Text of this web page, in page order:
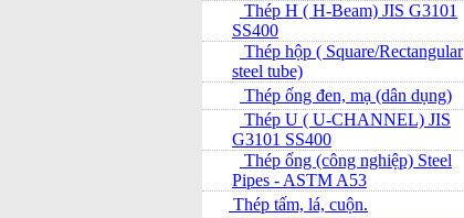
Thép H ( H-Beam) JIS G3101
SS400
Thép hộp ( Square/Rectangular
steel tube)
Thép ống đen, mạ (dân dụng)
Thép U ( U-CHANNEL) JIS
G3101 SS400
Thép ống (công nghiệp) Steel
Pipes - ASTM A53
Thép tấm, lá, cuộn.